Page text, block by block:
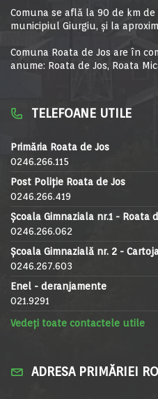
Comuna se află la 90 de km
municipiul Giurgiu, şi la
Comuna Roata de Jos are în
anume: Roata de Jos, Roata
TELEFOANE UTILE
Primăria Roata de Jos
0246.266.115
Post Poliție Roata de Jos
0246.266.419
Școala Gimnaziala nr.1 - Roata
0246.266.062
Școala Gimnazială nr. 2 -
0246.267.603
Enel - deranjamente
021.9291
Vedeți toate contactele utile
ADRESA PRIMĂRIEI